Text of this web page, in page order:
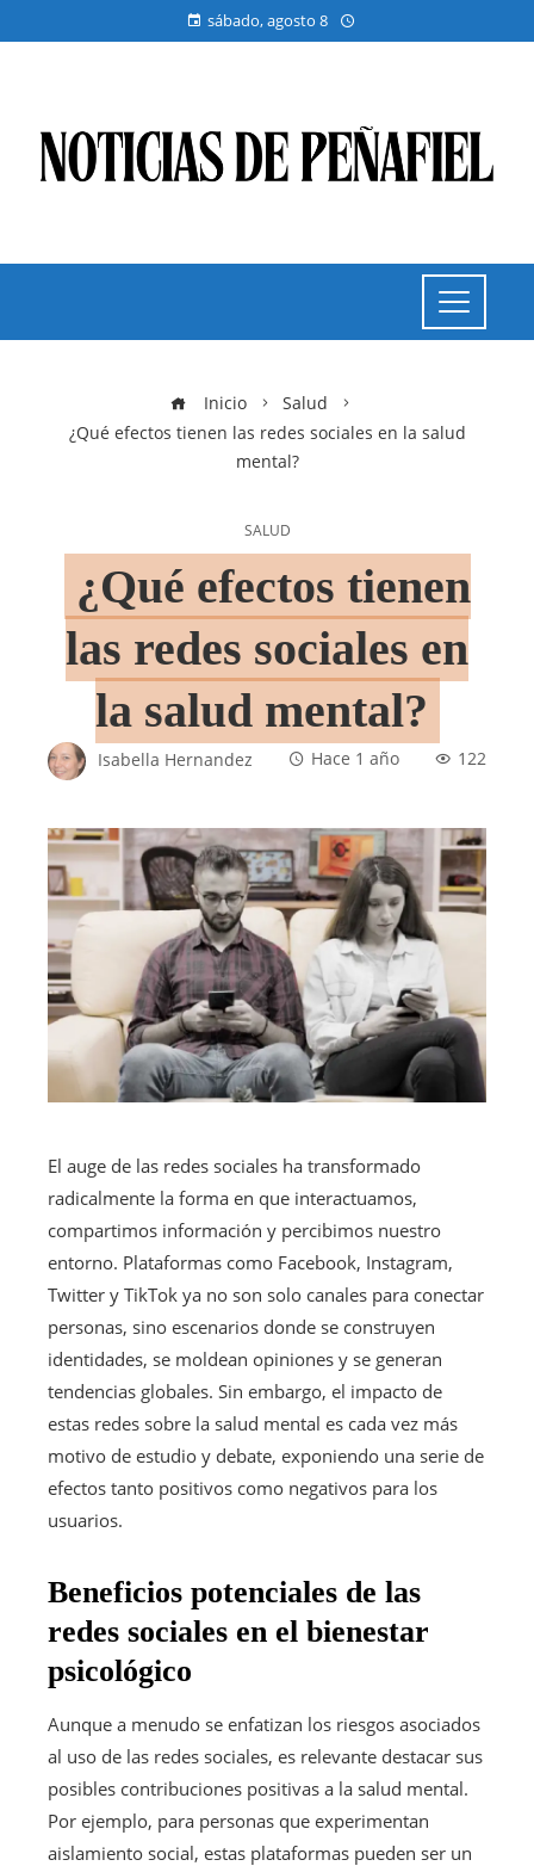
sábado, agosto 8
Inicio
Salud
¿Qué efectos tienen las redes sociales en la salud
mental?
SALUD
¿Qué efectos tienen
las redes sociales en
la salud mental?
Isabella Hernandez Hace 1 año 122
El auge de las redes sociales ha transformado
radicalmente la forma en que interactuamos,
compartimos información y percibimos nuestro
entorno. Plataformas como Facebook, Instagram,
Twitter y TikTok ya no son solo canales para conectar
personas, sino escenarios donde se construyen
identidades, se moldean opiniones y se generan
tendencias globales. Sin embargo, el impacto de
estas redes sobre la salud mental es cada vez más
motivo de estudio y debate, exponiendo una serie de
efectos tanto positivos como negativos para los
usuarios.
Beneficios potenciales de las
redes sociales en el bienestar
psicológico
Aunque a menudo se enfatizan los riesgos asociados
al uso de las redes sociales, es relevante destacar sus
posibles contribuciones positivas a la salud mental.
Por ejemplo, para personas que experimentan
aislamiento social, estas plataformas pueden ser un